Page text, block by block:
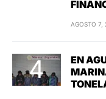
AGOSTO 7,
EN